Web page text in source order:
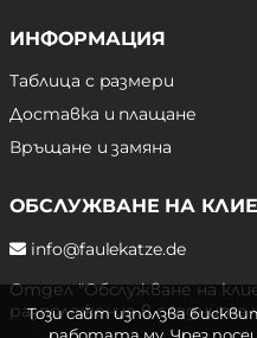
ИНФОРМАЦИЯ
Таблица с размери
Доставка и плащане
Връщане и замяна
ОБСЛУЖВАНЕ НА
info@faulekatze.de
Отдел "Обслужване на
разположение в следните
Този сайт използва